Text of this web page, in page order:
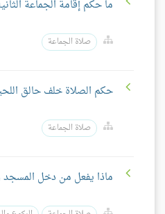
ما حكم إقامة الجماعة
صلاة الجماعة
حكم الصلاة خلف حالق
صلاة الجماعة
ماذا يفعل من دخل المسجد